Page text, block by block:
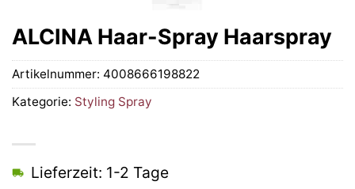
ALCINA Haar-Spray Haarspray
Lieferzeit: 1-2 Tage
Artikelnummer: 4008666198822
Kategorie: Styling Spray